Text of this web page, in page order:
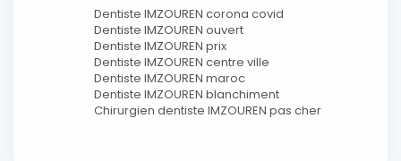
Dentiste IMZOUREN corona covid
Dentiste IMZOUREN ouvert
Dentiste IMZOUREN prix
Dentiste IMZOUREN centre ville
Dentiste IMZOUREN maroc
Dentiste IMZOUREN blanchiment
Chirurgien dentiste IMZOUREN pas cher